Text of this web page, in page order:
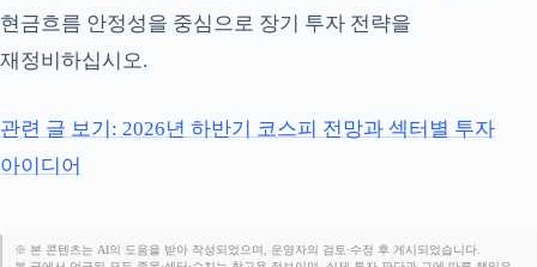
현금흐름 안정성을 중심으로 장기 투자 전략을
재정비하십시오.
관련 글 보기: 2026년 하반기 코스피 전망과 섹터별 투자
아이디어
※ 본 콘텐츠는 AI의 도움을 받아 작성되었으며, 운영자의 검토·수정 후 게시되었습니다.